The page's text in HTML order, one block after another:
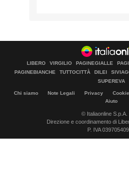
LIBERO VIRGILIO PAGINEGIALLE
PAGINEBIANCHE
TUTTOCITTÀ DILEI
SUPEREVA
Chi siamo Note Legali Privacy
Aiuto
© Italiaonline S.p.A.
Direzione e coordinamento di
P. IVA